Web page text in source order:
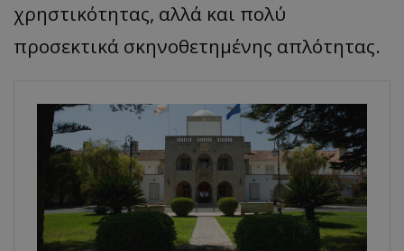
χρηστικότητας, αλλά και πολύ
προσεκτικά σκηνοθετημένης απλότητας.